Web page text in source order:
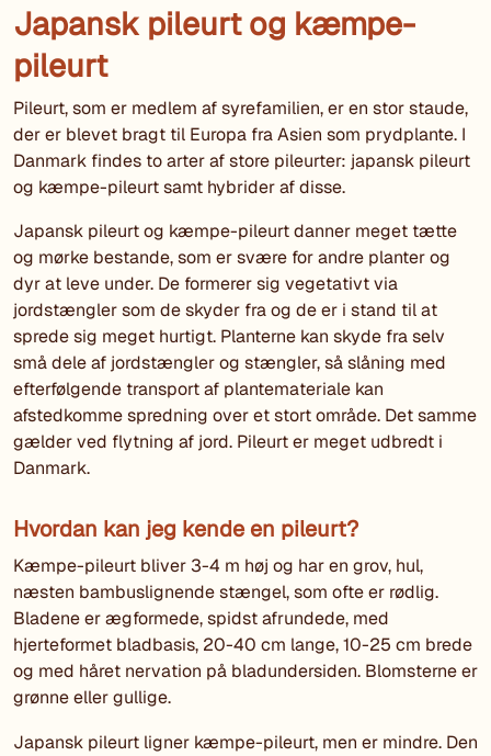
Japansk pileurt og kæmpe-
pileurt
Pileurt, som er medlem af syrefamilien, er en stor staude,
der er blevet bragt til Europa fra Asien som prydplante. I
Danmark findes to arter af store pileurter: japansk pileurt
og kæmpe-pileurt samt hybrider af disse.
Japansk pileurt og kæmpe-pileurt danner meget tætte
og mørke bestande, som er svære for andre planter og
dyr at leve under. De formerer sig vegetativt via
jordstængler som de skyder fra og de er i stand til at
sprede sig meget hurtigt. Planterne kan skyde fra selv
små dele af jordstængler og stængler, så slåning med
efterfølgende transport af plantemateriale kan
afstedkomme spredning over et stort område. Det samme
gælder ved flytning af jord. Pileurt er meget udbredt i
Danmark.
Hvordan kan jeg kende en pileurt?
Kæmpe-pileurt bliver 3-4 m høj og har en grov, hul,
næsten bambuslignende stængel, som ofte er rødlig.
Bladene er ægformede, spidst afrundede, med
hjerteformet bladbasis, 20-40 cm lange, 10-25 cm brede
og med håret nervation på bladundersiden. Blomsterne er
grønne eller gullige.
Japansk pileurt ligner kæmpe-pileurt, men er mindre. Den